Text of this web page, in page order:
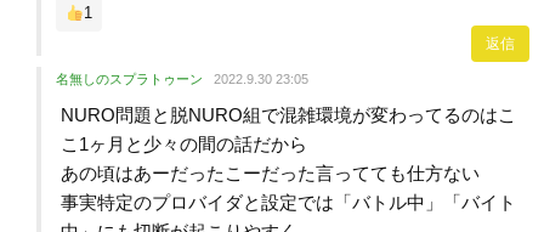
1
返信
名無しのスプラトゥーン 2022.9.30 23:05
NURO問題と脱NURO組で混雑環境が変わってるのはこ
こ1ヶ月と少々の間の話だから
あの頃はあーだったこーだった言ってても仕方ない
事実特定のプロバイダと設定では「バトル中」「バイト